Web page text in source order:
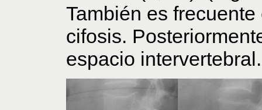
También es
cifosis.
espacio